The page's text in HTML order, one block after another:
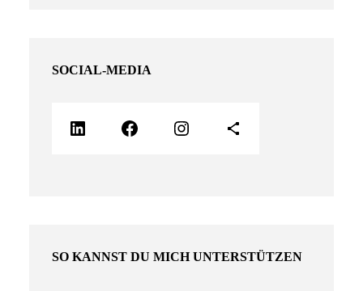
SOCIAL-MEDIA
LinkedIn Facebook Instagram Teilen-Icon
SO KANNST DU MICH UNTERSTÜTZEN